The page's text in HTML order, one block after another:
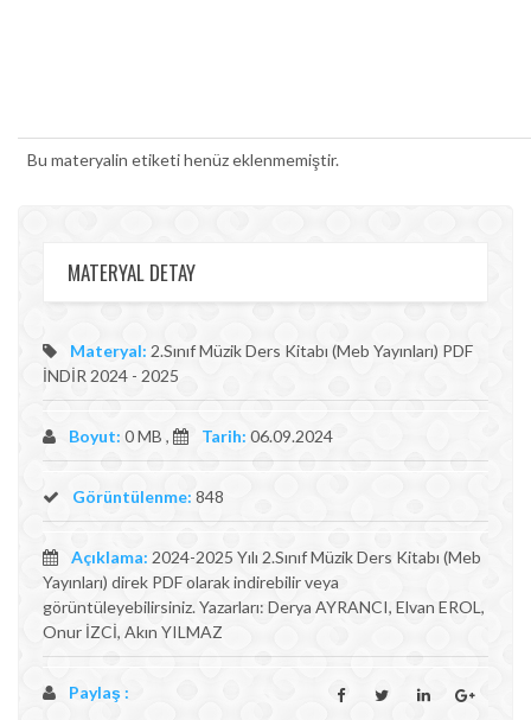
Bu materyalin etiketi henüz eklenmemiştir.
MATERYAL DETAY
Materyal: 2.Sınıf Müzik Ders Kitabı (Meb Yayınları) PDF
İNDİR 2024 - 2025
Boyut: 0 MB , Tarih: 06.09.2024
Görüntülenme: 848
Açıklama: 2024-2025 Yılı 2.Sınıf Müzik Ders Kitabı (Meb
Yayınları) direk PDF olarak indirebilir veya
görüntüleyebilirsiniz. Yazarları: Derya AYRANCI, Elvan EROL,
Onur İZCİ, Akın YILMAZ
Paylaş :